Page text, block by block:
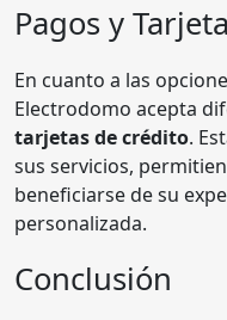
Pagos y
En cuanto a las
Electrodomo acepta
tarjetas de crédito.
sus servicios,
beneficiarse de su
personalizada.
Conclusión